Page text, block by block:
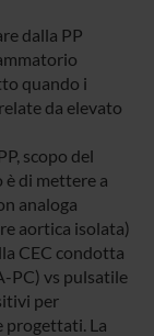
dalla PP
quando i
da elevato
scopo del
di mettere a
analoga
aortica isolata)
CEC condotta
PC) vs pulsatile
per
progettati. La